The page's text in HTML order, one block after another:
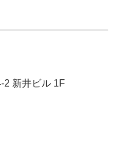
2 新井ビル 1F